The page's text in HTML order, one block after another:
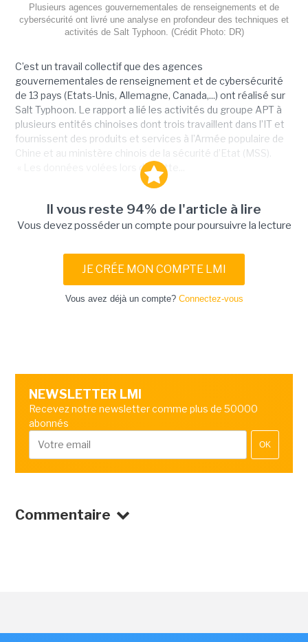
Plusieurs agences gouvernementales de renseignements et de
cybersécurité ont livré une analyse en profondeur des techniques et
activités de Salt Typhoon. (Crédit Photo: DR)
C’est un travail collectif que des agences
gouvernementales de renseignement et de cybersécurité
de 13 pays (Etats-Unis, Allemagne, Canada,...) ont réalisé sur
Salt Typhoon. Le rapport a lié les activités du groupe APT à
plusieurs entités chinoises dont trois travaillent dans l’IT et
fournissent des produits et services à l’Armée populaire de
Chine et au ministère chinois de la sécurité d’Etat (MSS).
« Les données volées lors de cette...
Il vous reste 94% de l'article à lire
Vous devez posséder un compte pour poursuivre la lecture
JE CRÉE MON COMPTE LMI
Vous avez déjà un compte? Connectez-vous
NEWSLETTER LMI
Recevez notre newsletter comme plus de 50000
abonnés
OK
Commentaire